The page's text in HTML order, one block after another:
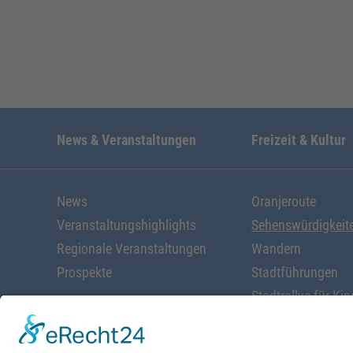
News & Veranstaltungen
News
Veranstaltungshighlights
Regionale Veranstaltungen
Prospekte
Freizeit & Kultur
Oranjeroute
Wandern
Stadtführungen
Stadtrallye für